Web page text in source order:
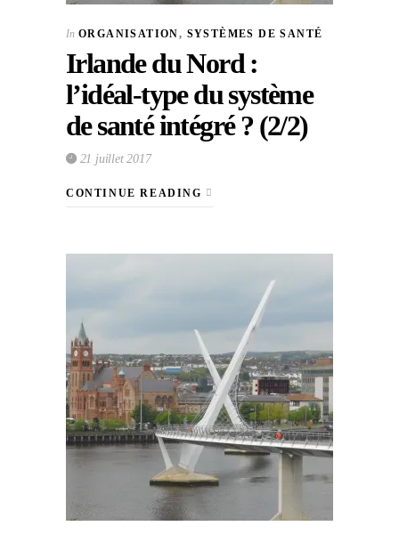
In ORGANISATION, SYSTÈMES DE SANTÉ
Irlande du Nord :
l’idéal-type du système
de santé intégré ? (2/2)
21 juillet 2017
CONTINUE READING